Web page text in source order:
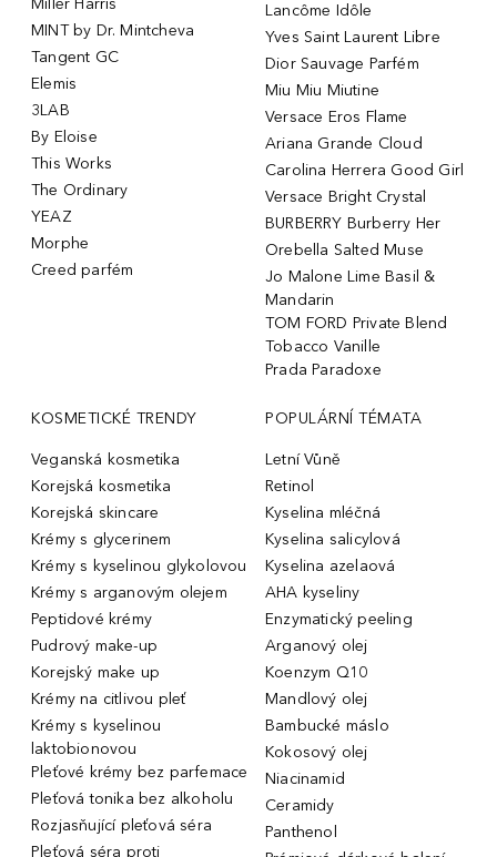
Miller Harris
MINT by Dr. Mintcheva
Tangent GC
Elemis
3LAB
By Eloise
This Works
The Ordinary
YEAZ
Morphe
Creed parfém
Lancôme Idôle
Yves Saint Laurent Libre
Dior Sauvage Parfém
Miu Miu Miutine
Versace Eros Flame
Ariana Grande Cloud
Carolina Herrera Good Girl
Versace Bright Crystal
BURBERRY Burberry Her
Orebella Salted Muse
Jo Malone Lime Basil &
Mandarin
TOM FORD Private Blend
Tobacco Vanille
Prada Paradoxe
KOSMETICKÉ TRENDY
Veganská kosmetika
Korejská kosmetika
Korejská skincare
Krémy s glycerinem
Krémy s kyselinou glykolovou
Krémy s arganovým olejem
Peptidové krémy
Pudrový make-up
Korejský make up
Krémy na citlivou pleť
Krémy s kyselinou
laktobionovou
Pleťové krémy bez parfemace
Pleťová tonika bez alkoholu
Rozjasňující pleťová séra
Pleťová séra proti
POPULÁRNÍ TÉMATA
Letní Vůně
Retinol
Kyselina mléčná
Kyselina salicylová
Kyselina azelaová
AHA kyseliny
Enzymatický peeling
Arganový olej
Koenzym Q10
Mandlový olej
Bambucké máslo
Kokosový olej
Niacinamid
Ceramidy
Panthenol